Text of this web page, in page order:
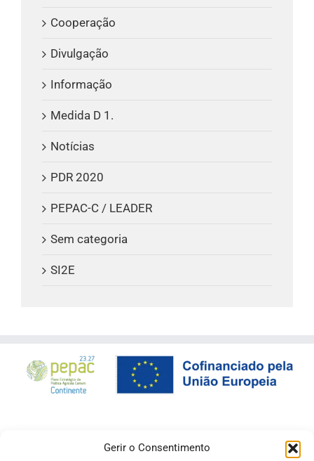
Gerir o Consentimento
Cooperação
Divulgação
Informação
Medida D 1.
Notícias
PDR 2020
PEPAC-C / LEADER
Sem categoria
SI2E